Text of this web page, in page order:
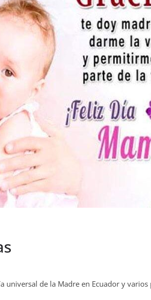
universal de la Madre en Ecuador y varios